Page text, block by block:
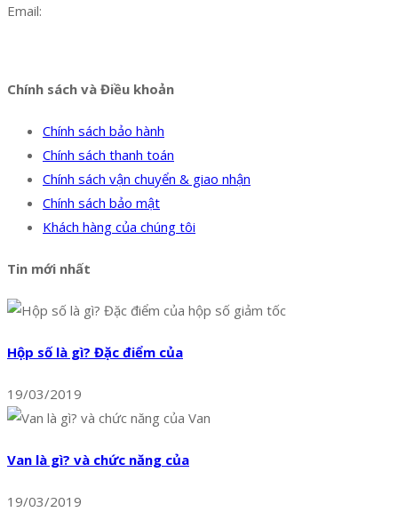
Email:
Chính sách và Điều khoản
Chính sách bảo hành
Chính sách thanh toán
Chính sách vận chuyển & giao nhận
Chính sách bảo mật
Khách hàng của chúng tôi
Tin mới nhất
Hộp số là gì? Đặc điểm của
19/03/2019
Van là gì? và chức năng của
19/03/2019